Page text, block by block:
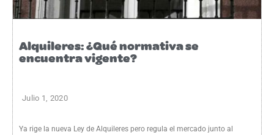
Alquileres: ¿Qué normativa se
encuentra vigente?
Julio 1, 2020
Ya rige la nueva Ley de Alquileres pero regula el mercado junto al